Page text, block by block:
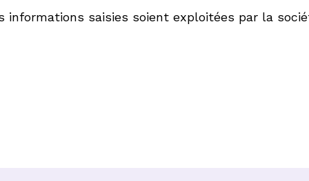
saisies soient exploitées par la